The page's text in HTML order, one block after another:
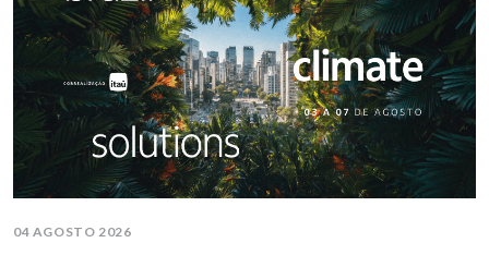
04 AGOSTO 2026